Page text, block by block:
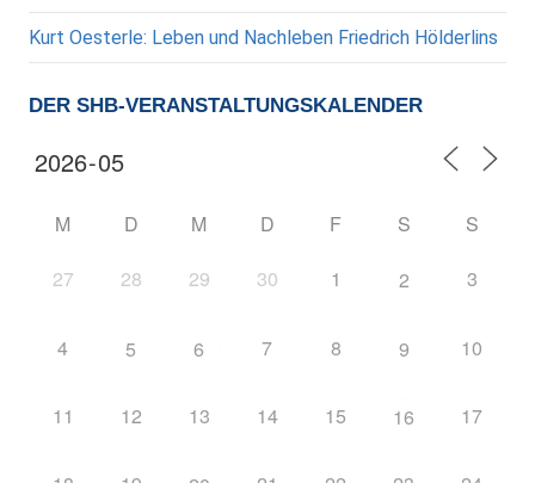
Kurt Oesterle: Leben und Nachleben Friedrich Hölderlins
DER SHB-VERANSTALTUNGSKALENDER
M D M D F S S
27 28 29 30 1 2 3
4 5 6 7 8 9 10
11 12 13 14 15 16 17